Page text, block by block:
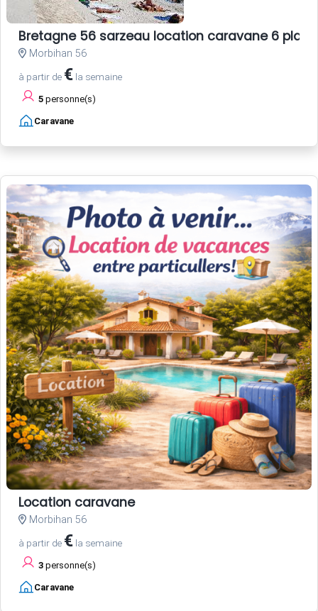
Bretagne 56 sarzeau location caravane 6
Morbihan 56
à partir de € la semaine
5 personne(s)
Caravane
Location caravane
Morbihan 56
à partir de € la semaine
3 personne(s)
Caravane